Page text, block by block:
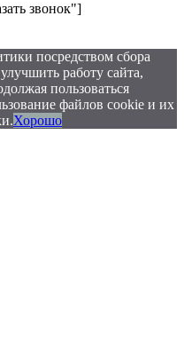
звонок"]
посредством сбора
работу сайта,
пользоваться
файлов cookie и их
Хорошо